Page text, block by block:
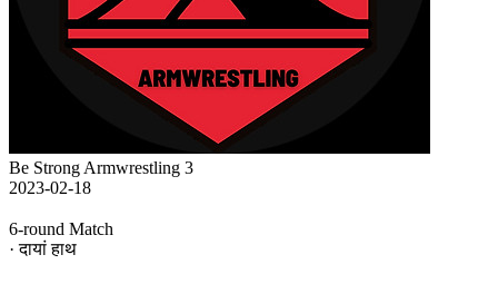
Be Strong Armwrestling 3
2023-02-18
6-round Match
· दायां हाथ